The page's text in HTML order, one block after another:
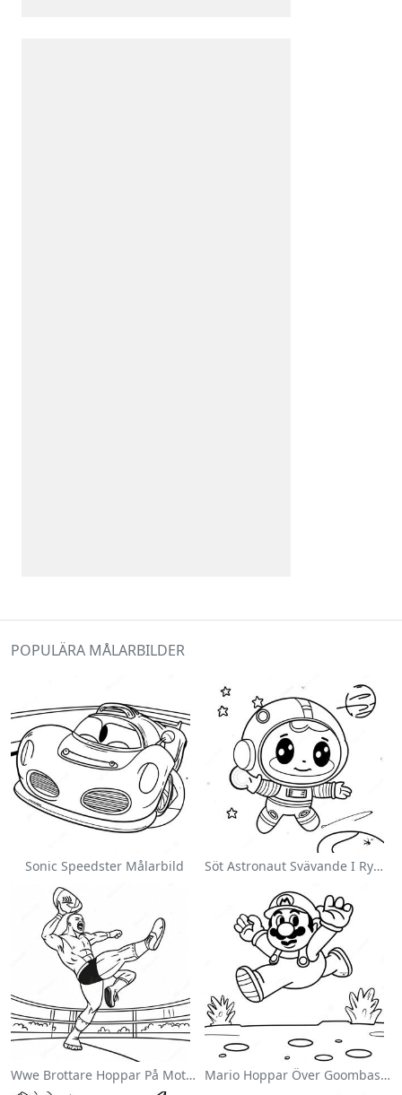
POPULÄRA MÅLARBILDER
Sonic Speedster Målarbild Söt Astronaut Svävande I Rymden Målarbild
Wwe Brottare Hoppar På Motståndare Målarbild Mario Hoppar Över Goombas Målarbild